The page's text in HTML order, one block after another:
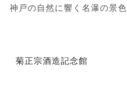
神戸の自然に響く名瀑の景色
菊正宗酒造記念館